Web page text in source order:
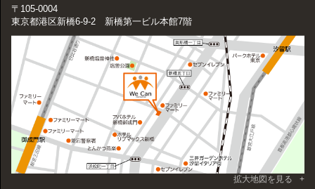
〒105-0004
東京都港区新橋6-9-2 新橋第一ビル本館7階
拡大地図を見る